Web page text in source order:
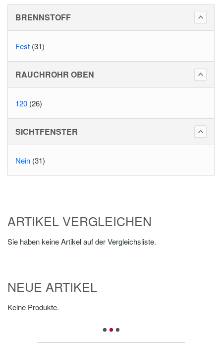
BRENNSTOFF
Fest (31)
RAUCHROHR OBEN
120 (26)
SICHTFENSTER
Nein (31)
ARTIKEL VERGLEICHEN
Sie haben keine Artikel auf der Vergleichsliste.
NEUE ARTIKEL
Keine Produkte.